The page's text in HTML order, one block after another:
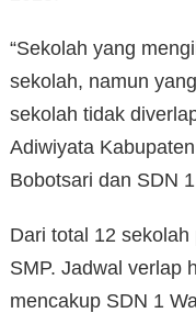
“Sekolah yang
sekolah, namun
sekolah tidak
Adiwiyata
Bobotsari dan SDN
Dari total 12
SMP. Jadwal verlap
mencakup SDN 1